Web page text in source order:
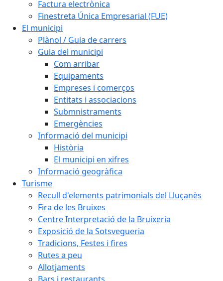
Factura electrònica
Finestreta Única Empresarial (FUE)
El municipi
Plànol / Guia de carrers
Guia del municipi
Com arribar
Equipaments
Empreses i comerços
Entitats i associacions
Submnistraments
Emergències
Informació del municipi
Història
El municipi en xifres
Informació geogràfica
Turisme
Recull d'elements patrimonials del Lluçanès
Fira de les Bruixes
Centre Interpretació de la Bruixeria
Exposició de la Sotsvegueria
Tradicions, Festes i fires
Rutes a peu
Allotjaments